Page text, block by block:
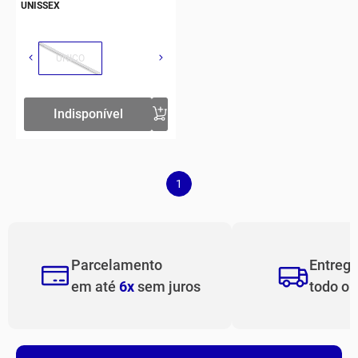
UNISSEX
ÚNICO
Indisponível
1
Parcelamento
em até 6xsem juros
todo o